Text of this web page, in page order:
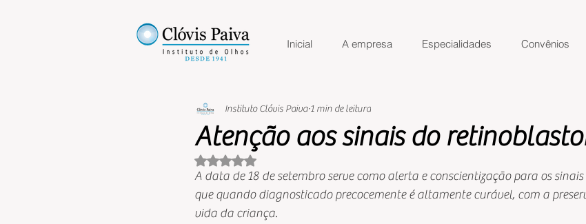
Inicial A empresa Especialidades Convênios
Atenção aos sinais do
Instituto Clóvis Paiva 1 min de leitura
Avaliado com NaN de 5 estrelas.
A data de 18 de setembro serve como alerta e conscientização para os
que quando diagnosticado precocemente é altamente curável, com a
vida da criança.